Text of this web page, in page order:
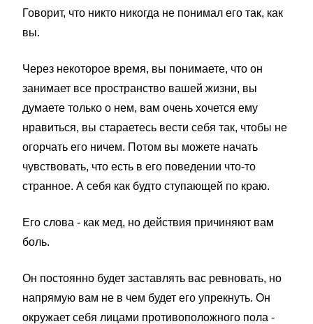
Говорит, что никто никогда не понимал его так, как
вы.
Через некоторое время, вы понимаете, что он
занимает все пространство вашей жизни, вы
думаете только о нем, вам очень хочется ему
нравиться, вы стараетесь вести себя так, чтобы не
огорчать его ничем. Потом вы можете начать
чувствовать, что есть в его поведении что-то
странное. А себя как будто ступающей по краю.
Его слова - как мед, но действия причиняют вам
боль.
Он постоянно будет заставлять вас ревновать, но
напрямую вам не в чем будет его упрекнуть. Он
окружает себя лицами противоположного пола -